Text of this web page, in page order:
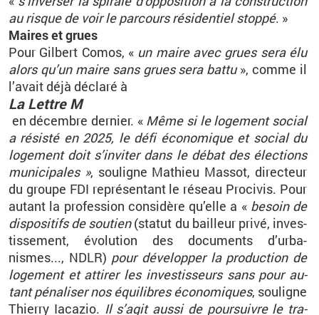
au risque de voir le par­cours ré­si­den­tiel stoppé. »
Maires et grues
Pour Gil­bert Comos, « un maire avec grues sera élu
alors qu’un maire sans grues sera battu», comme il
l’avait déjà dé­claré à
La Lettre M
en dé­cembre der­nier. « Même si le lo­ge­ment so­cial
a ré­sisté en 2025, le défi éco­no­mique et so­cial du
lo­ge­ment doit s’in­vi­ter dans le débat des élec­tions
mu­ni­ci­pales », sou­ligne Ma­thieu Mas­sot, di­rec­teur
du groupe FDI re­pré­sen­tant le ré­seau Pro­ci­vis. Pour
au­tant la pro­fes­sion consi­dère qu’elle a « be­soin de
dis­po­si­tifs de sou­tien(sta­tut du bailleur privé, in­ves­
tis­se­ment, évo­lu­tion des do­cu­ments d’ur­ba­
nismes..., NDLR) pour dé­ve­lop­per la pro­duc­tion de
lo­ge­ment et at­ti­rer les in­ves­tis­seurs sans pour au­
tant pé­na­li­ser nos équi­libres éco­no­miques, sou­ligne
Thierry Ia­ca­zio. Il s’agit aussi de pour­suivre le tra­